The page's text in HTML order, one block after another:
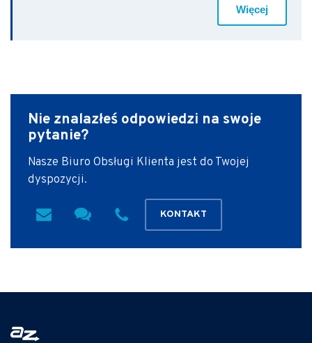
Więcej
Nie znalazłeś odpowiedzi na swoje
pytanie?
Nasze Biuro Obsługi Klienta jest do Twojej
dyspozycji.
KONTAKT